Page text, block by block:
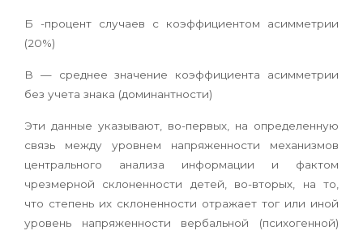
Б -процент случаев с коэффициентом асимметрии
(20%)
В — среднее значение коэффициента асимметрии
без учета знака (доминантности)
Эти данные указывают, во-первых, на определенную
связь между уровнем напряженности механизмов
центрального анализа информации и фактом
чрезмерной склоненности детей, во-вторых, на то,
что степень их склоненности отражает тог или иной
уровень напряженности вербальной (психогенной)